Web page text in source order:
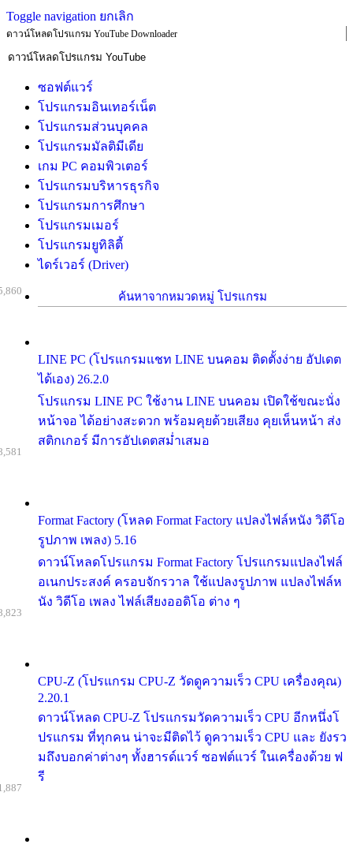
Toggle navigation ยกเลิก
ดาวน์โหลดโปรแกรม YouTube Downloader
ซอฟต์แวร์
โปรแกรมอินเทอร์เน็ต
โปรแกรมส่วนบุคคล
โปรแกรมมัลติมีเดีย
เกม PC คอมพิวเตอร์
โปรแกรมบริหารธุรกิจ
โปรแกรมการศึกษา
โปรแกรมเมอร์
โปรแกรมยูทิลิตี้
ไดร์เวอร์ (Driver)
ค้นหาจากหมวดหมู่ โปรแกรม
LINE PC (โปรแกรมแชท LINE บนคอม ติดตั้งง่าย อัปเดต
ได้เอง) 26.2.0
โปรแกรม LINE PC ใช้งาน LINE บนคอม เปิดใช้ขณะนั่ง
หน้าจอ ได้อย่างสะดวก พร้อมคุยด้วยเสียง คุยเห็นหน้า ส่ง
สติกเกอร์ มีการอัปเดตสม่ำเสมอ
Format Factory (โหลด Format Factory แปลงไฟล์หนัง วิดีโอ
รูปภาพ เพลง) 5.16
ดาวน์โหลดโปรแกรม Format Factory โปรแกรมแปลงไฟล์
อเนกประสงค์ ครอบจักรวาล ใช้แปลงรูปภาพ แปลงไฟล์ห
นัง วิดีโอ เพลง ไฟล์เสียงออดิโอ ต่าง ๆ
CPU-Z (โปรแกรม CPU-Z วัดดูความเร็ว CPU เครื่องคุณ)
2.20.1
ดาวน์โหลด CPU-Z โปรแกรมวัดความเร็ว CPU อีกหนึ่งโ
ปรแกรม ที่ทุกคน น่าจะมีติดไว้ ดูความเร็ว CPU และ ยังรว
มถึงบอกค่าต่างๆ ทั้งฮารด์แวร์ ซอฟต์แวร์ ในเครื่องด้วย ฟ
รี